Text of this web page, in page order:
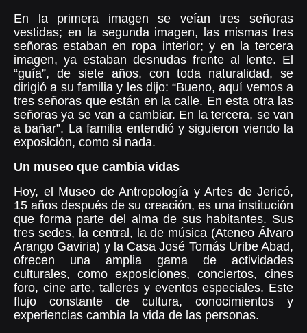
En la primera imagen se veían tres señoras
vestidas; en la segunda imagen, las mismas tres
señoras estaban en ropa interior; y en la tercera
imagen, ya estaban desnudas frente al lente. El
“guía”, de siete años, con toda naturalidad, se
dirigió a su familia y les dijo: “Bueno, aquí vemos a
tres señoras que están en la calle. En esta otra las
señoras ya se van a cambiar. En la tercera, se van
a bañar”. La familia entendió y siguieron viendo la
exposición, como si nada.
Un museo que cambia vidas
Hoy, el Museo de Antropología y Artes de Jericó,
15 años después de su creación, es una institución
que forma parte del alma de sus habitantes. Sus
tres sedes, la central, la de música (Ateneo Álvaro
Arango Gaviria) y la Casa José Tomás Uribe Abad,
ofrecen una amplia gama de actividades
culturales, como exposiciones, conciertos, cines
foro, cine arte, talleres y eventos especiales. Este
flujo constante de cultura, conocimientos y
experiencias cambia la vida de las personas.